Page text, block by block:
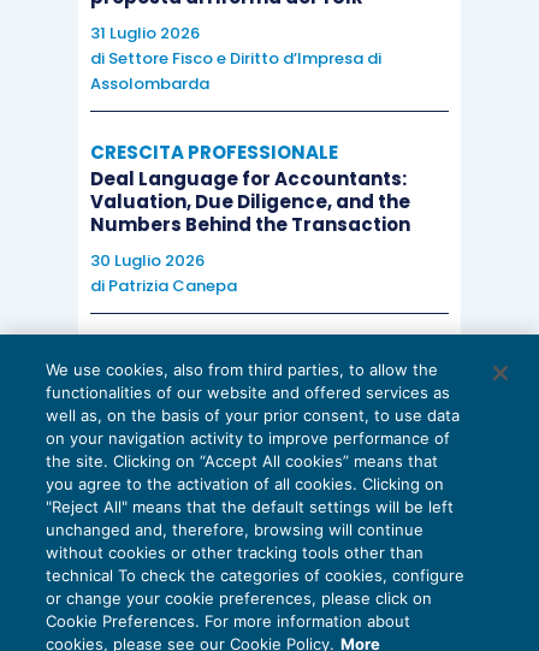
31 Luglio 2026
di Settore Fisco e Diritto d’Impresa di
Assolombarda
CRESCITA PROFESSIONALE
Deal Language for Accountants:
Valuation, Due Diligence, and the
Numbers Behind the Transaction
30 Luglio 2026
di Patrizia Canepa
EU AI Act e studi professionali: le
scadenze concrete
27 Luglio 2026
di Diego BarberieStefano Dovier
Privacy Policy
We use cookies, also from third parties, to allow the
functionalities of our website and offered services as
well as, on the basis of your prior consent, to use data
on your navigation activity to improve performance of
the site. Clicking on “Accept All cookies” means that
you agree to the activation of all cookies. Clicking on
"Reject All" means that the default settings will be left
unchanged and, therefore, browsing will continue
without cookies or other tracking tools other than
technical To check the categories of cookies, configure
or change your cookie preferences, please click on
Cookie Preferences. For more information about
cookies, please see our Cookie Policy. More